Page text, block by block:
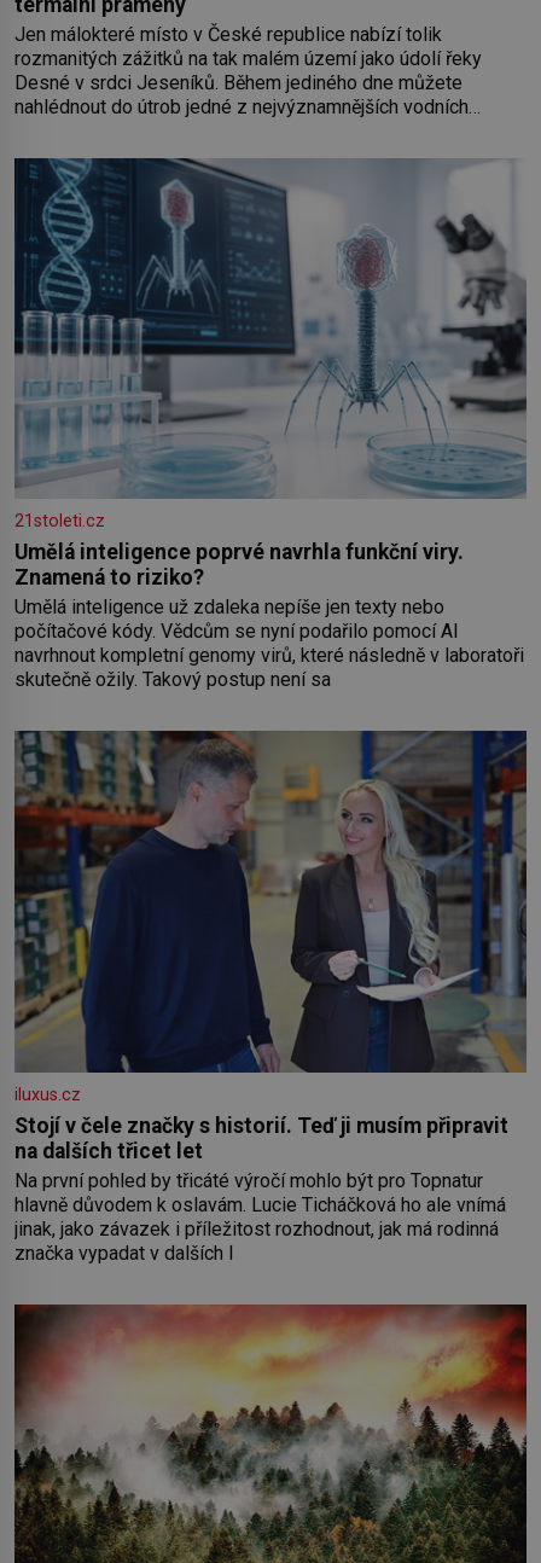
Jen málokteré místo v České republice nabízí tolik
rozmanitých zážitků na tak malém území jako údolí řeky
Desné v srdci Jeseníků. Během jediného dne můžete
nahlédnout do útrob jedné z nejvýznamnějších vodních
koloběžce a den zakončit poznáváním památek ve Velkých
Losinách nebo v termálním
21stoleti.cz
Umělá inteligence poprvé navrhla funkční viry.
Znamená to riziko?
Umělá inteligence už zdaleka nepíše jen texty nebo
počítačové kódy. Vědcům se nyní podařilo pomocí AI
navrhnout kompletní genomy virů, které následně v laboratoři
skutečně ožily. Takový postup není sa
iluxus.cz
Stojí v čele značky s historií. Teď ji musím připravit
na dalších třicet let
Na první pohled by třicáté výročí mohlo být pro Topnatur
hlavně důvodem k oslavám. Lucie Ticháčková ho ale vnímá
jinak, jako závazek i příležitost rozhodnout, jak má rodinná
značka vypadat v dalších l